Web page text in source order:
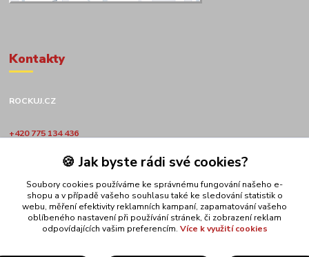
Kontakty
ROCKUJ.CZ
+420 775 134 436
obchod@rockuj.cz🍪 Jak byste rádi své cookies?
Soubory cookies používáme ke správnému fungování našeho e-
shopu a v případě vašeho souhlasu také ke sledování statistik o
webu, měření efektivity reklamních kampaní, zapamatování vašeho
oblíbeného nastavení při používání stránek, či zobrazení reklam
odpovídajících vašim preferencím. Více k využití cookies